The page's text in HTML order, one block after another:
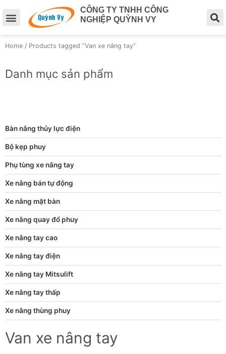
CÔNG TY TNHH CÔNG
NGHIỆP QUỲNH VY
Home / Products tagged “Van xe nâng tay”
Danh mục sản phẩm
Bàn nâng thủy lực điện
Bộ kẹp phuy
Phụ tùng xe nâng tay
Xe nâng bán tự động
Xe nâng mặt bàn
Xe nâng quay đổ phuy
Xe nâng tay cao
Xe nâng tay điện
Xe nâng tay Mitsulift
Xe nâng tay thấp
Xe nâng thùng phuy
Van xe nâng tay